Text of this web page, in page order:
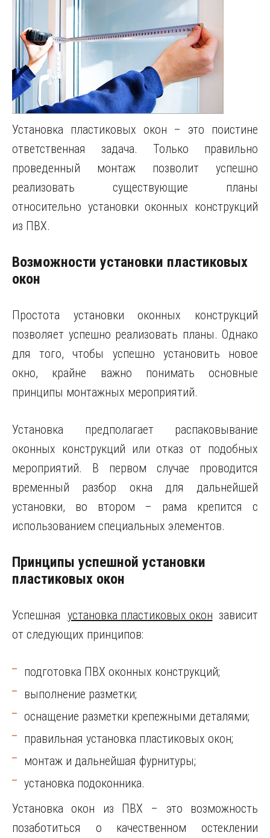
Установка пластиковых окон – это поистине
ответственная задача. Только правильно
проведенный монтаж позволит успешно
реализовать существующие планы
относительно установки оконных конструкций
из ПВХ.
Возможности установки пластиковых
окон
Простота установки оконных конструкций
позволяет успешно реализовать планы. Однако
для того, чтобы успешно установить новое
окно, крайне важно понимать основные
принципы монтажных мероприятий.
Установка предполагает распаковывание
оконных конструкций или отказ от подобных
мероприятий. В первом случае проводится
временный разбор окна для дальнейшей
установки, во втором – рама крепится с
использованием специальных элементов.
Принципы успешной установки
пластиковых окон
Успешная установка пластиковых окон зависит
от следующих принципов:
подготовка ПВХ оконных конструкций;
выполнение разметки;
оснащение разметки крепежными деталями;
правильная установка пластиковых окон;
монтаж и дальнейшая фурнитуры;
установка подоконника.
Установка окон из ПВХ – это возможность
позаботиться о качественном остеклении